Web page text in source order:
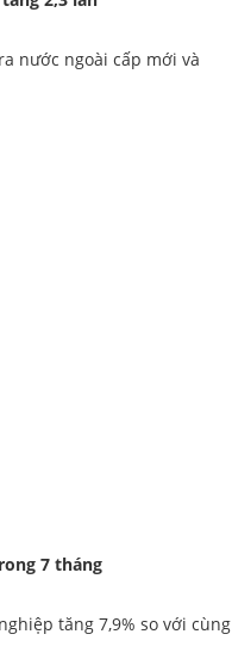
nước ngoài cấp mới và
7 tháng
tăng 7,9% so với cùng